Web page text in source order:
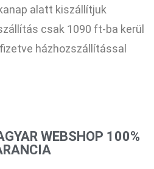
alatt kiszállítjuk
csak 1090 ft-ba kerül
házhozszállítással
WEBSHOP 100%